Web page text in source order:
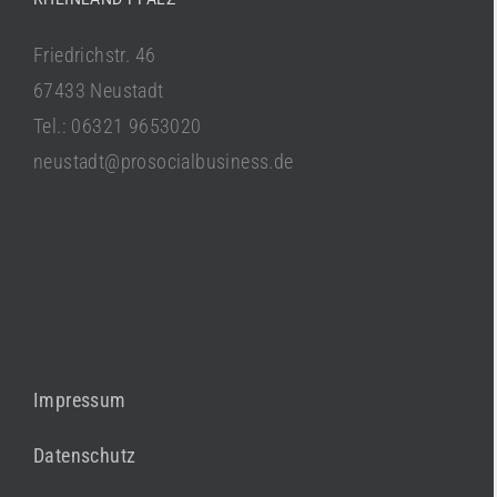
Friedrichstr. 46
67433 Neustadt
Tel.: 06321 9653020
neustadt@prosocialbusiness.de
Impressum
Datenschutz